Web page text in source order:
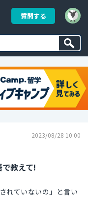
質問する
2023/08/28 10:00
教えて!
れていないの」と言い